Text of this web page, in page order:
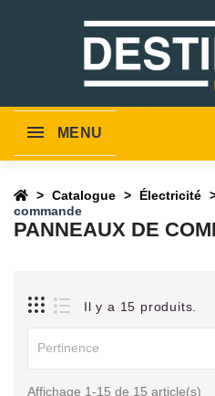
MENU
Catalogue Électricité
commande
PANNEAUX DE
Il y a 15 produits.
Pertinence
Affichage 1-15 de 15 article(s)